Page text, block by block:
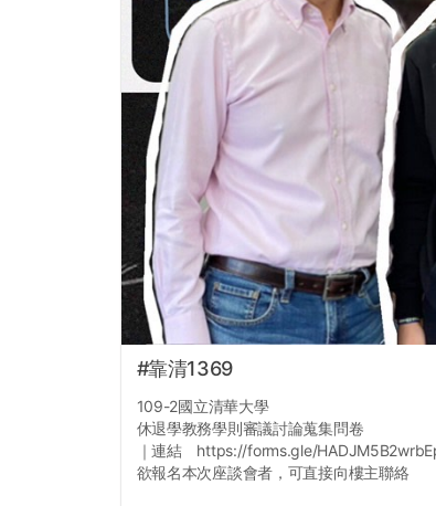
#靠清1369
109-2國立清華大學
休退學教務學則審議討論蒐集問卷
｜連結 https://forms.gle/
欲報名本次座談會者，可直接向樓主聯絡